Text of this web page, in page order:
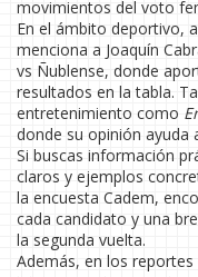
movimientos del voto
En el ámbito deportivo,
menciona a Joaquín
vs Ñublense, donde
resultados en la tabla.
entretenimiento como
donde su opinión ayuda
Si buscas información
claros y ejemplos
la encuesta Cadem,
cada candidato y una
la segunda vuelta.
Además, en los